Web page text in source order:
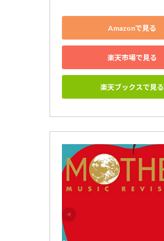
Amazonで見る
楽天市場で見る
楽天ブックスで見る